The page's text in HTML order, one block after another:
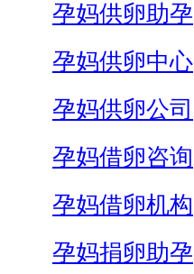
孕妈供卵助孕
孕妈供卵中心
孕妈供卵公司
孕妈借卵咨询
孕妈借卵机构
孕妈捐卵助孕